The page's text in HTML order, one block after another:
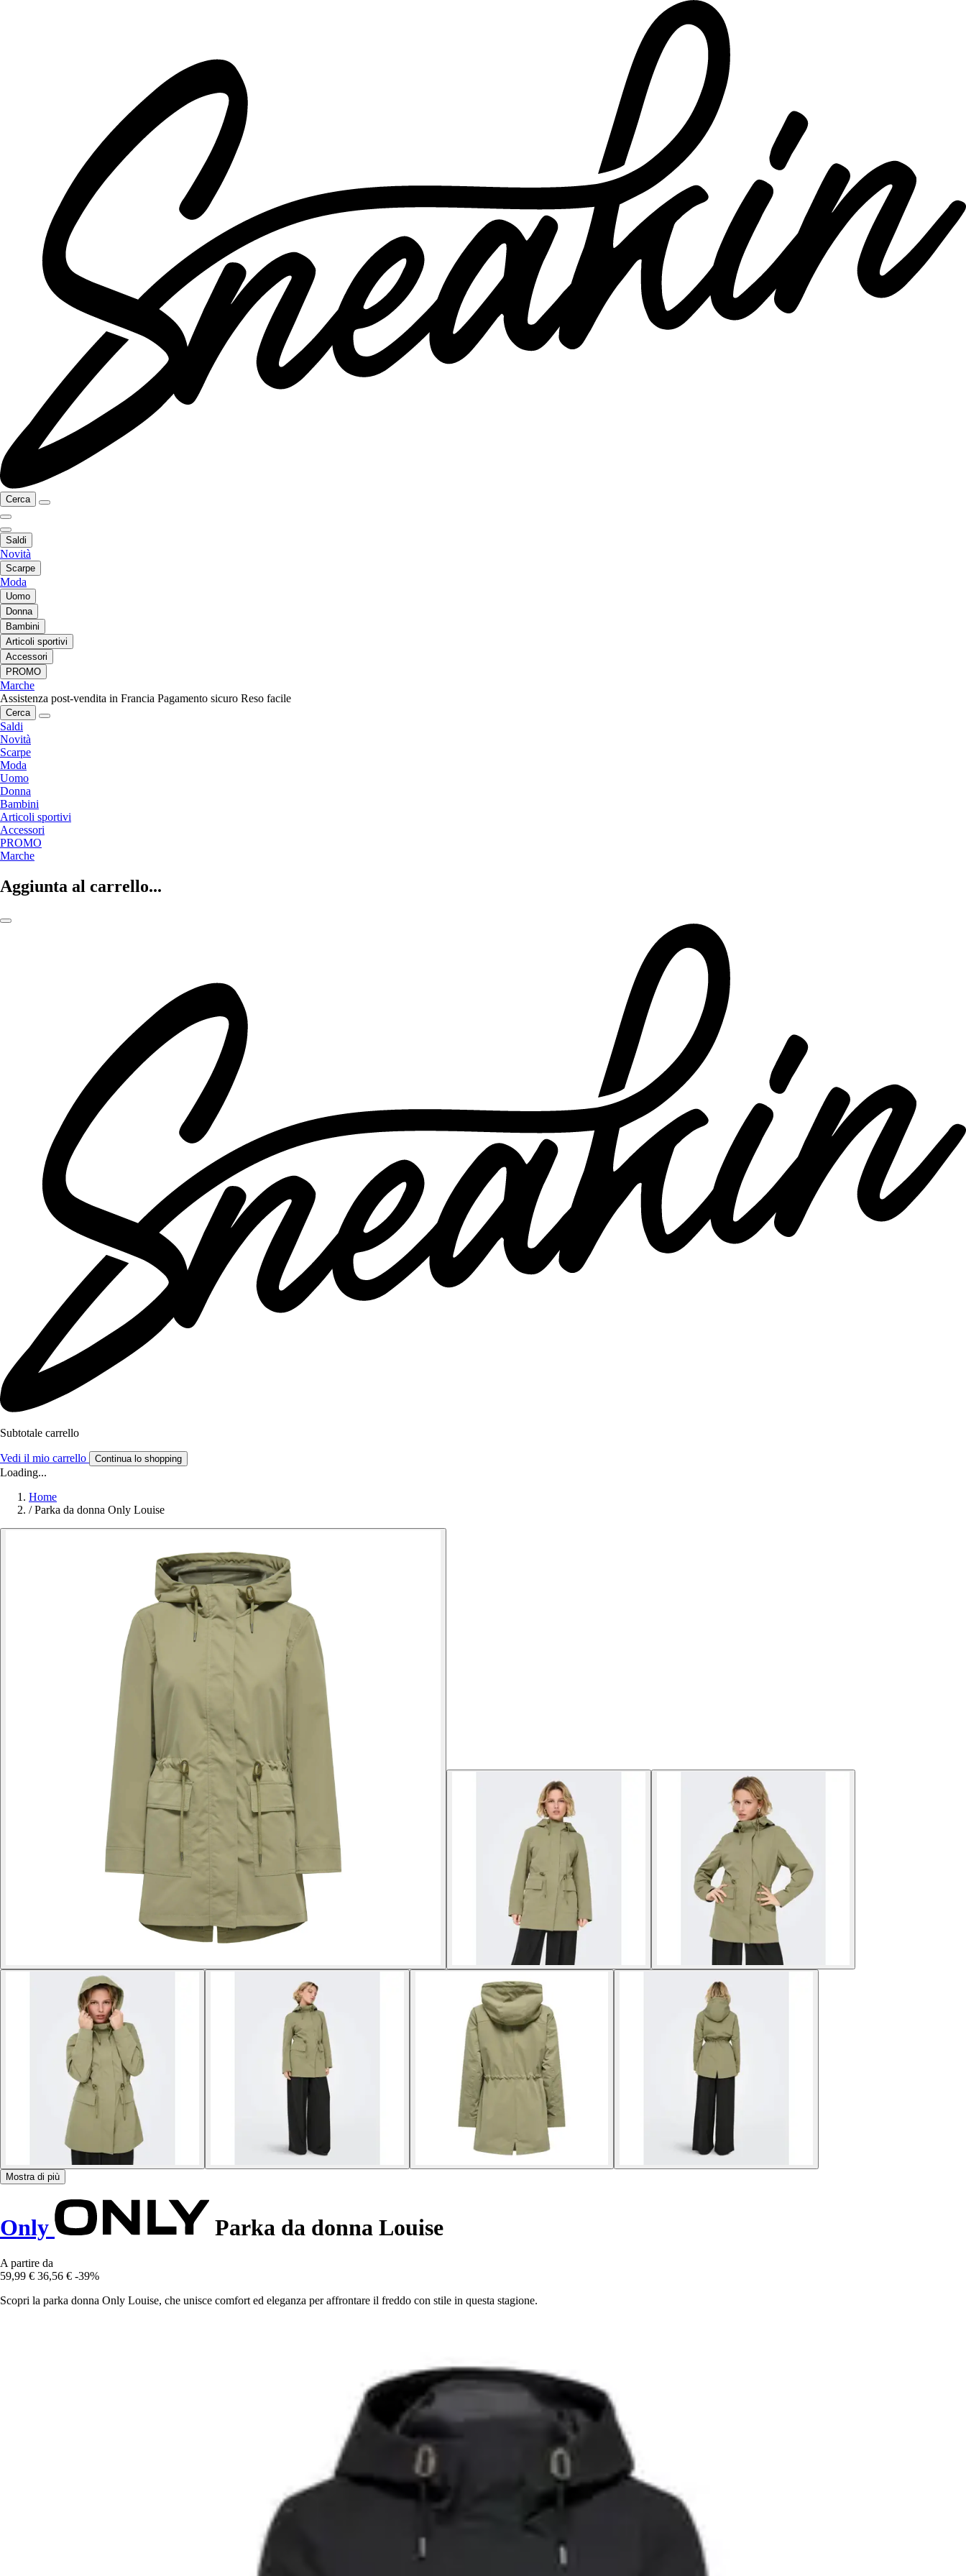
Cerca
Saldi
Novità
Scarpe
Moda
Uomo
Donna
Bambini
Articoli sportivi
Accessori
PROMO
Marche
Assistenza post-vendita in Francia Pagamento sicuro Reso facile
Cerca
Saldi
Novità
Scarpe
Moda
Uomo
Donna
Bambini
Articoli sportivi
Accessori
PROMO
Marche
Aggiunta al carrello...
Subtotale carrello
Vedi il mio carrello Continua lo shopping
Loading...
Home
/ Parka da donna Only Louise
Mostra di più
Only Parka da donna Louise
A partire da
59,99 € 36,56 € -39%
Scopri la parka donna Only Louise, che unisce comfort ed eleganza per affrontare il freddo con stile in questa stagione.